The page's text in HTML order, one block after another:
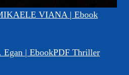
VIANA | Ebook